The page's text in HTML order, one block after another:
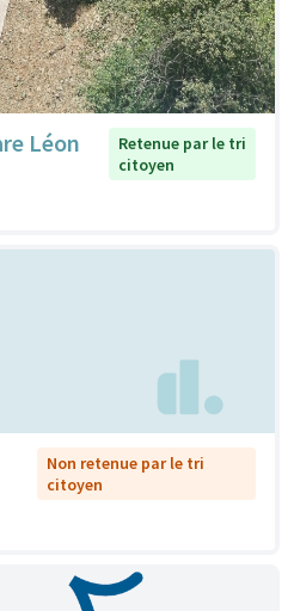
Léon
Retenue par le tri
citoyen
Non retenue par le tri
citoyen